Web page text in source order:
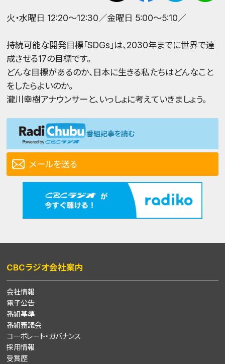
火・水曜日 12:20～12:30／金曜日 5:00～5:10／
持続可能な開発目標「SDGs」は、2030年までに世界で達
成させる17の目標です。
どんな目標があるのか、日本に生きる私たちはどんなこと
をしたらよいのか。
瀧川幸樹アナウンサーと、いっしょに考えていきましょう。
番組記事を読む
メールを送る
CBCラジオ会社案内
会社情報
電子公告
番組基準
番組審議会
コーポレート・ガバナンス
採用情報
受賞歴